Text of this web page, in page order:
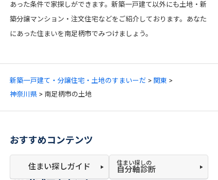
新築一戸建て・分譲住宅・土地のすまいーだ
関東
神奈川県
南足柄市の土地
あった条件で家探しができます。新築一戸建て以外にも土地・新
築分譲マンション・注文住宅などをご紹介しております。あなた
にあった住まいを南足柄市でみつけましょう。
おすすめコンテンツ
住まい探しガイド 住まい探しの
自分軸診断